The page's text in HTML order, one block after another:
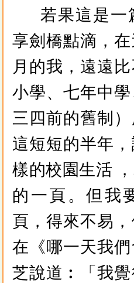
若果這是一
享劍橋點滴，
月的我，遠遠
小學、七年中
三四前的舊制
這短短的半年
樣的校園生活
的一頁。但我
頁，得來不易
在《哪一天我
芝說道︰「我